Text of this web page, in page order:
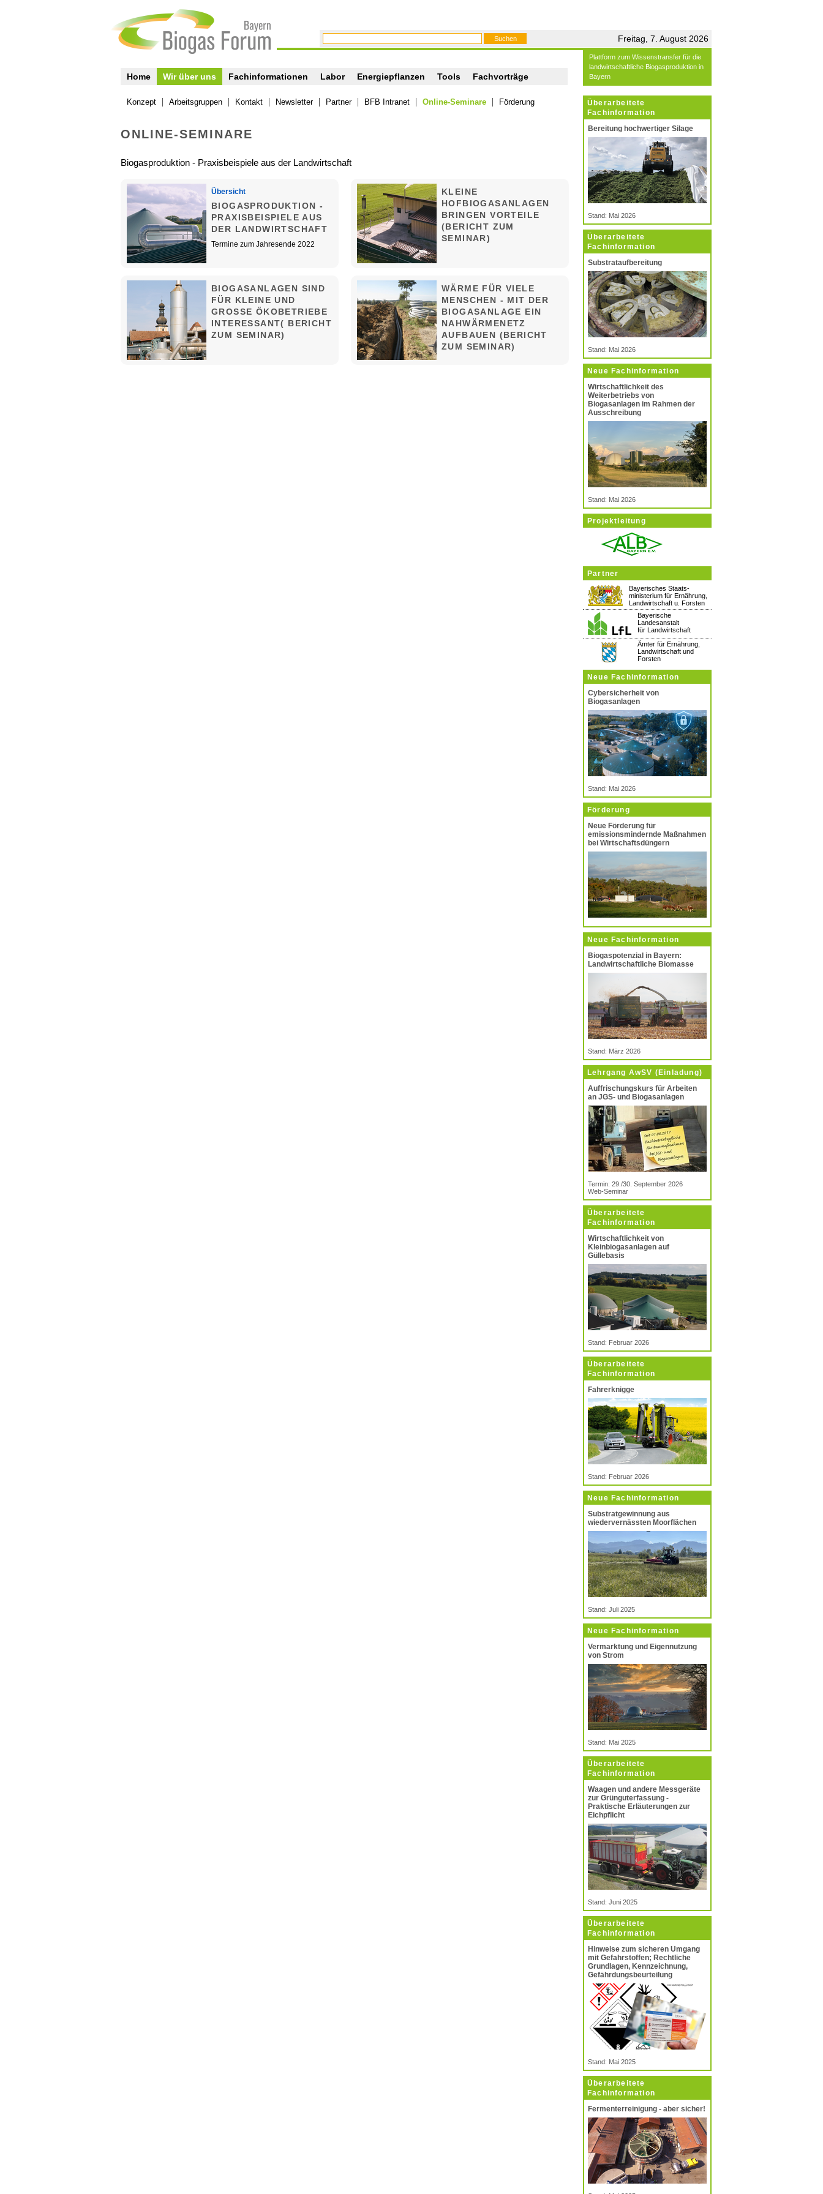
Freitag, 7. August 2026
Home Wir über uns Fachinformationen Labor Energiepflanzen Tools Fachvorträge
Plattform zum Wissenstransfer für die
landwirtschaftliche Biogasproduktion in
Bayern
Überarbeitete
Fachinformation
Bereitung hochwertiger Silage
Stand: Mai 2026
Überarbeitete
Fachinformation
Substrataufbereitung
Stand: Mai 2026
Neue Fachinformation
Wirtschaftlichkeit des
Weiterbetriebs von
Biogasanlagen im Rahmen der
Ausschreibung
Stand: Mai 2026
Projektleitung
Partner
Bayerisches Staats-
ministerium für Ernährung,
Landwirtschaft u. Forsten
Bayerische
Landesanstalt
für Landwirtschaft
Ämter für Ernährung,
Landwirtschaft und
Forsten
Neue Fachinformation
Cybersicherheit von
Biogasanlagen
Stand: Mai 2026
Förderung
Neue Förderung für
emissionsmindernde Maßnahmen
bei Wirtschaftsdüngern
Neue Fachinformation
Biogaspotenzial in Bayern:
Landwirtschaftliche Biomasse
Stand: März 2026
Lehrgang AwSV (Einladung)
Auffrischungskurs für Arbeiten
an JGS- und Biogasanlagen
Termin: 29./30. September 2026
Web-Seminar
Überarbeitete
Fachinformation
Wirtschaftlichkeit von
Kleinbiogasanlagen auf
Güllebasis
Stand: Februar 2026
Überarbeitete
Fachinformation
Fahrerknigge
Stand: Februar 2026
Neue Fachinformation
Substratgewinnung aus
wiedervernässten Moorflächen
Stand: Juli 2025
Neue Fachinformation
Vermarktung und Eigennutzung
von Strom
Stand: Mai 2025
Überarbeitete
Fachinformation
Waagen und andere Messgeräte
zur Grünguterfassung -
Praktische Erläuterungen zur
Eichpflicht
Stand: Juni 2025
Überarbeitete
Fachinformation
Hinweise zum sicheren Umgang
mit Gefahrstoffen; Rechtliche
Grundlagen, Kennzeichnung,
Gefährdungsbeurteilung
Stand: Mai 2025
Überarbeitete
Fachinformation
Fermenterreinigung - aber sicher!
Konzept Arbeitsgruppen Kontakt Newsletter Partner BFB Intranet Online-Seminare Förderung
ONLINE-SEMINARE
Biogasproduktion - Praxisbeispiele aus der Landwirtschaft
Übersicht
BIOGASPRODUKTION -
PRAXISBEISPIELE AUS
DER LANDWIRTSCHAFT
Termine zum Jahresende 2022
KLEINE
HOFBIOGASANLAGEN
BRINGEN VORTEILE
(BERICHT ZUM
SEMINAR)
BIOGASANLAGEN SIND
FÜR KLEINE UND
GROSSE ÖKOBETRIEBE I
NTERESSANT( BERICHT Z
UM SEMINAR)
WÄRME FÜR VIELE
MENSCHEN - MIT DER
BIOGASANLAGE EIN
NAHWÄRMENETZ
AUFBAUEN (BERICHT
ZUM SEMINAR)